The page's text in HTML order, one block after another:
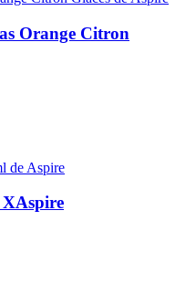
Orange Citron
XAspire